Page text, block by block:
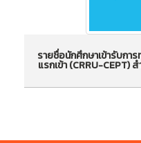
รายชื่อนักศึกษาเข้ารับ
รายชื่อนักศึกษาเข้ารับกา
แรกเข้า (CRRU-CEPT)